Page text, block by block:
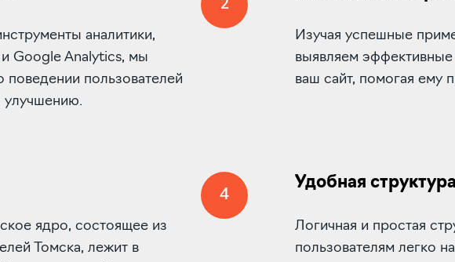
аналитики,
Google Analytics, мы
пользователей
улучшению.
2
Изучая успешные
выявляем эффективные
ваш сайт, помогая ему
ядро, состоящее из
Томска, лежит в
4
Удобная
Логичная и простая
пользователям легко